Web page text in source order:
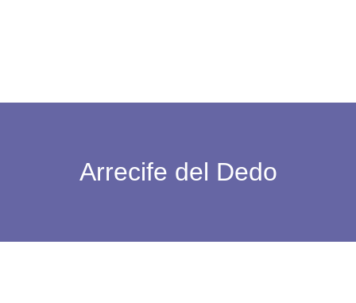
Arrecife del Dedo